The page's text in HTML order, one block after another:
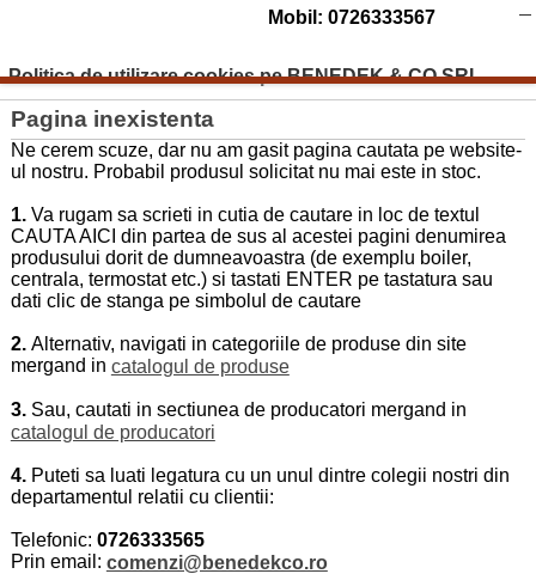
Mobil: 0726333567
Politica de utilizare cookies pe BENEDEK & CO SRL
Pagina inexistenta
Ne cerem scuze, dar nu am gasit pagina cautata pe website-
ul nostru. Probabil produsul solicitat nu mai este in stoc.
1. Va rugam sa scrieti in cutia de cautare in loc de textul
CAUTA AICI din partea de sus al acestei pagini denumirea
produsului dorit de dumneavoastra (de exemplu boiler,
centrala, termostat etc.) si tastati ENTER pe tastatura sau
dati clic de stanga pe simbolul de cautare
2. Alternativ, navigati in categoriile de produse din site
mergand in catalogul de produse
3. Sau, cautati in sectiunea de producatori mergand in
catalogul de producatori
4. Puteti sa luati legatura cu un unul dintre colegii nostri din
departamentul relatii cu clientii:
Telefonic: 0726333565
Prin email: comenzi@benedekco.ro